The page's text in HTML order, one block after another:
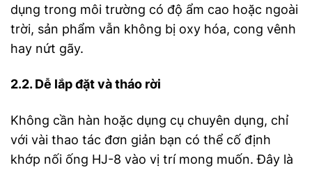
dụng trong môi trường có độ ẩm cao hoặc ngoài
trời, sản phẩm vẫn không bị oxy hóa, cong vênh
hay nứt gãy.
2.2. Dễ lắp đặt và tháo rời
Không cần hàn hoặc dụng cụ chuyên dụng, chỉ
với vài thao tác đơn giản bạn có thể cố định
khớp nối ống HJ-8 vào vị trí mong muốn. Đây là